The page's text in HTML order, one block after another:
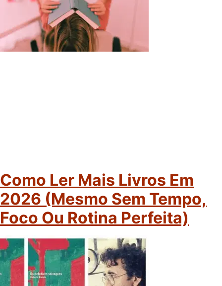
Como Ler Mais Livros Em
2026 (mesmo Sem Tempo,
Foco Ou Rotina Perfeita)